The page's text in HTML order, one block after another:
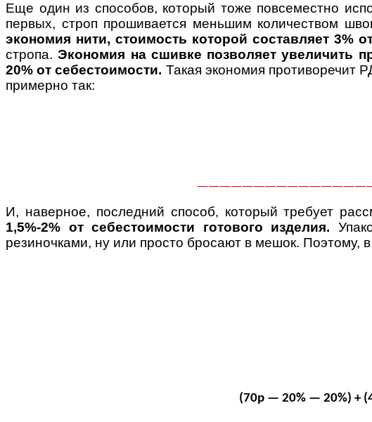
Еще один из способов, который тоже повсеместно
первых, строп прошивается меньшим количеством
экономия нити, стоимость которой составляет 3%
стропа.Экономия на сшивке позволяет увеличить
20% от себестоимости. Такая экономия противоречит
примерно так:
И, наверное, последний способ, который требует
1,5%-2% от себестоимости готового изделия.
резиночками, ну или просто бросают в мешок. Поэтому,
(70р — 20% — 20%) +